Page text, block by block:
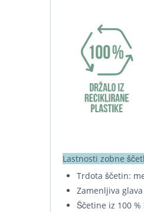
Lastnosti zobne
Trdota ščetin:
Zamenljiva
Ščetine iz 100 %